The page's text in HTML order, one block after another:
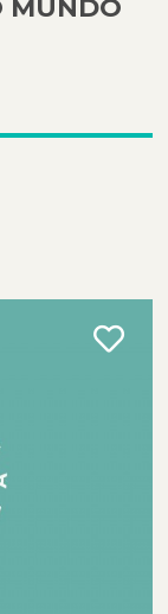
MUNDO